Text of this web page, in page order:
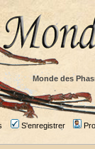
Monde des
S'enregistrer